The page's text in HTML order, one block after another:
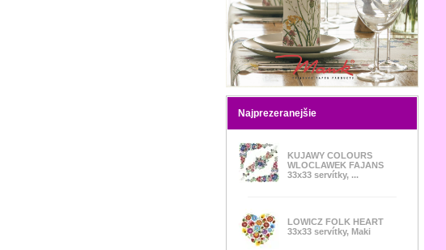
Najprezeranejšie
KUJAWY COLOURS
WLOCLAWEK FAJANS
33x33 servítky, ...
LOWICZ FOLK HEART
33x33 servítky, Maki